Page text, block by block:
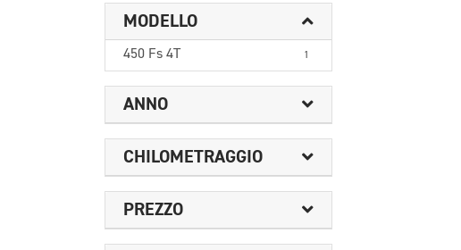
MODELLO
450 Fs 4T 1
ANNO
CHILOMETRAGGIO
PREZZO